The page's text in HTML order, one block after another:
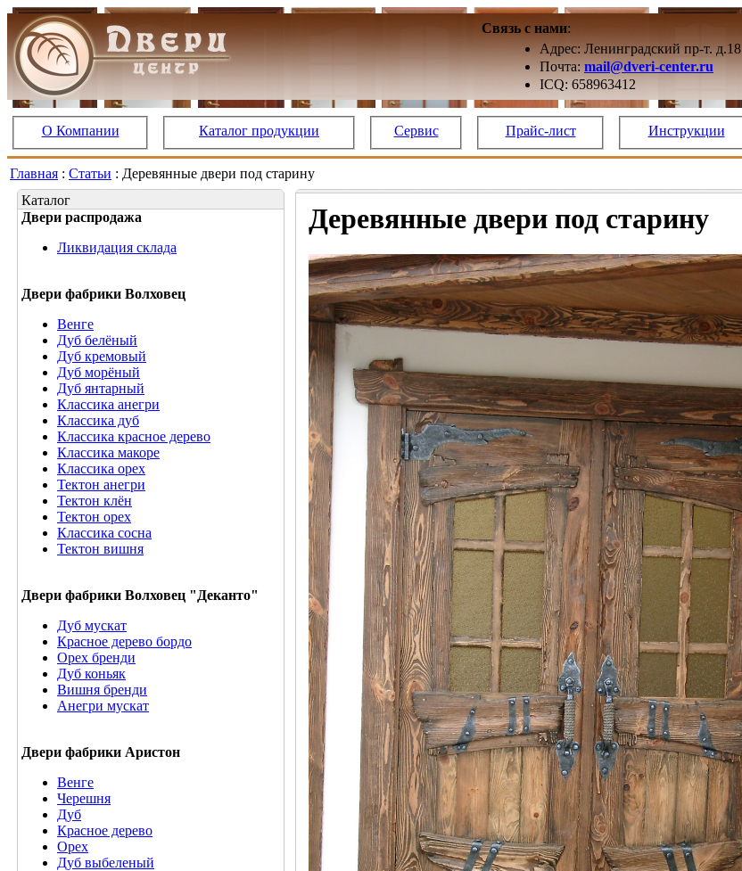
Связь с нами:
Адрес: Ленинградский пр-т. д.18
Почта:mail@dveri-center.ru
ICQ: 658963412
О Компании Каталог продукции Сервис Прайс-лист Инструкции
Главная : Статьи : Деревянные двери под старину
Каталог
Двери распродажа
Ликвидация склада
Двери фабрики Волховец
Венге
Дуб белёный
Дуб кремовый
Дуб морёный
Дуб янтарный
Классика анегри
Классика дуб
Классика красное дерево
Классика макоре
Классика орех
Тектон анегри
Тектон клён
Тектон орех
Классика сосна
Тектон вишня
Двери фабрики Волховец "Деканто"
Дуб мускат
Красное дерево бордо
Орех бренди
Дуб коньяк
Вишня бренди
Анегри мускат
Двери фабрики Аристон
Венге
Черешня
Дуб
Красное дерево
Орех
Дуб выбеленый
Деревянные двери под старину